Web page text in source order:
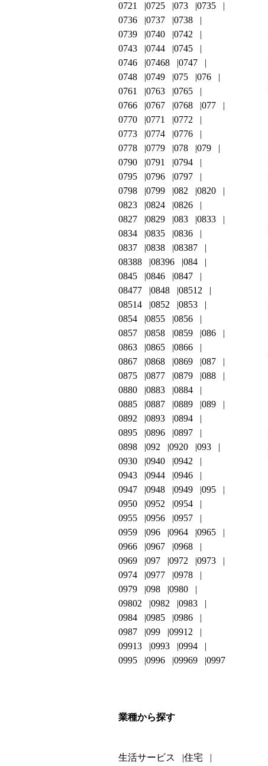
0721
0725 073
0735
0736
0737
0738
0739
0740
0742
0743
0744
0745
0746
07468
0747
0748
0749 075
076
0761
0763
0765
0766
0767 0768
077
0770
0771
0772
0773
0774
0776
0778
0779 078
079
0790
0791
0794
0795
0796
0797
0798
0799 082
0820
0823
0824
0826
0827
0829 083
0833
0834
0835
0836
0837
0838
08387
08388
08396
084
0845
0846
0847
08477
0848
08512
08514
0852
0853
0854
0855
0856
0857
0858 0859
086
0863
0865
0866
0867
0868 0869
087
0875
0877 0879
088
0880
0883
0884
0885
0887 0889
089
0892
0893
0894
0895
0896
0897
0898
092 0920
093
0930
0940
0942
0943
0944
0946
0947
0948 0949
095
0950
0952
0954
0955
0956
0957
0959
096 0964
0965
0966
0967
0968
0969
097 0972
0973
0974
0977
0978
0979
098
0980
09802
0982
0983
0984
0985
0986
0987
099
09912
09913
0993
0994
0995
0996 09969 0997
業種から探す
生活サービス 住宅